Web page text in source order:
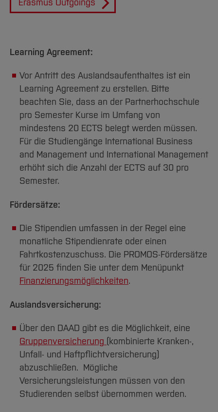
Erasmus Outgoings
Learning Agreement:
Vor Antritt des Auslandsaufenthaltes ist ein
Learning Agreement zu erstellen. Bitte
beachten Sie, dass an der Partnerhochschule
pro Semester Kurse im Umfang von
mindestens 20 ECTS belegt werden müssen.
Für die Studiengänge International Business
and Management und International Management
erhöht sich die Anzahl der ECTS auf 30 pro
Semester.
Fördersätze:
Die Stipendien umfassen in der Regel eine
monatliche Stipendienrate oder einen
Fahrtkostenzuschuss. Die PROMOS-Fördersätze
für 2025 finden Sie unter dem Menüpunkt
Finanzierungsmöglichkeiten.
Auslandsversicherung:
Über den DAAD gibt es die Möglichkeit, eine
Gruppenversicherung (kombinierte Kranken-,
Unfall- und Haftpflichtversicherung)
abzuschließen. Mögliche
Versicherungsleistungen müssen von den
Studierenden selbst übernommen werden.